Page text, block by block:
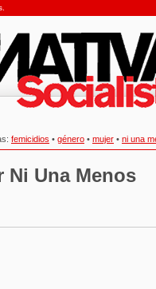
femicidios • género • mujer • ni una
Ni Una Menos